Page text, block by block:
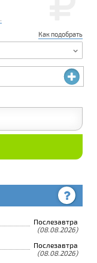
Как подобрать
Послезавтра
(08.08.2026)
Послезавтра
(08.08.2026)